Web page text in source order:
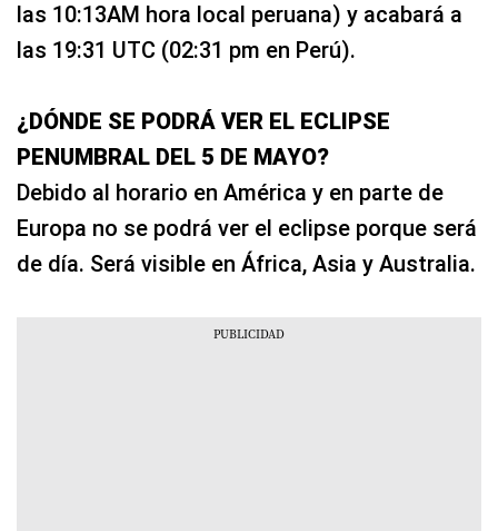
las 10:13AM hora local peruana) y acabará a
las 19:31 UTC (02:31 pm en Perú).
¿DÓNDE SE PODRÁ VER EL ECLIPSE
PENUMBRAL DEL 5 DE MAYO?
Debido al horario en América y en parte de
Europa no se podrá ver el eclipse porque será
de día. Será visible en África, Asia y Australia.